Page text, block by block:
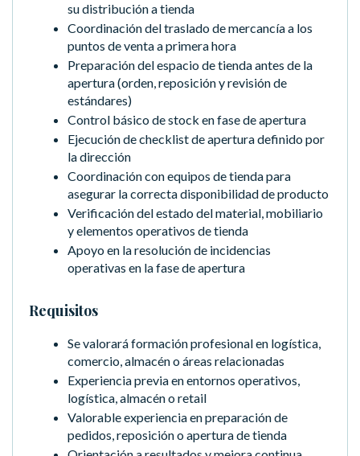
su distribución a tienda
Coordinación del traslado de mercancía a los
puntos de venta a primera hora
Preparación del espacio de tienda antes de la
apertura (orden, reposición y revisión de
estándares)
Control básico de stock en fase de apertura
Ejecución de checklist de apertura definido por
la dirección
Coordinación con equipos de tienda para
asegurar la correcta disponibilidad de producto
Verificación del estado del material, mobiliario
y elementos operativos de tienda
Apoyo en la resolución de incidencias
operativas en la fase de apertura
Requisitos
Se valorará formación profesional en logística,
comercio, almacén o áreas relacionadas
Experiencia previa en entornos operativos,
logística, almacén o retail
Valorable experiencia en preparación de
pedidos, reposición o apertura de tienda